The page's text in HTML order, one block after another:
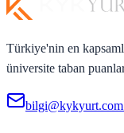
Türkiye'nin en
üniversite taban